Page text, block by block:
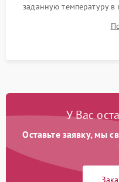
заданную температуру
компрессора, отсутствия
срабатывания
У Вас
Оставьте заявку, мы